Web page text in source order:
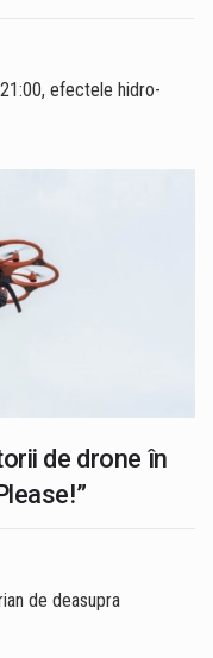
efectele hidro-
de drone în
de deasupra